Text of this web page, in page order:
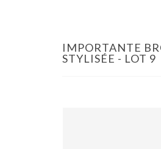
IMPORTANTE
STYLISÉE - LOT 9